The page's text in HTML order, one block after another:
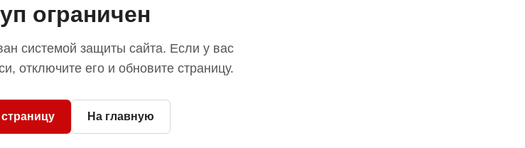
ограничен
системой защиты сайта. Если у вас
отключите его и обновите страницу.
На главную